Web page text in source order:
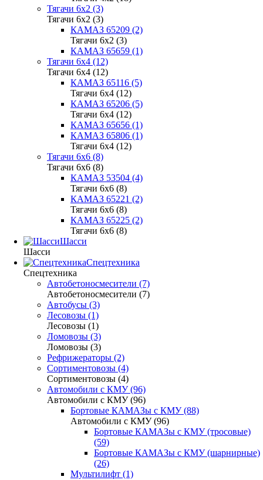
Тягачи 6x2 (3)
Тягачи 6x2 (3)
КАМАЗ 65209 (2)
Тягачи 6x2 (3)
КАМАЗ 65659 (1)
Тягачи 6x4 (12)
Тягачи 6x4 (12)
КАМАЗ 65116 (5)
Тягачи 6x4 (12)
КАМАЗ 65206 (5)
Тягачи 6x4 (12)
КАМАЗ 65656 (1)
КАМАЗ 65806 (1)
Тягачи 6x4 (12)
Тягачи 6x6 (8)
Тягачи 6x6 (8)
КАМАЗ 53504 (4)
Тягачи 6x6 (8)
КАМАЗ 65221 (2)
Тягачи 6x6 (8)
КАМАЗ 65225 (2)
Тягачи 6x6 (8)
Шасси
Шасси
Спецтехника
Спецтехника
Автобетоносмесители (7)
Автобетоносмесители (7)
Автобусы (3)
Лесовозы (1)
Лесовозы (1)
Ломовозы (3)
Ломовозы (3)
Рефрижераторы (2)
Сортиментовозы (4)
Сортиментовозы (4)
Автомобили с КМУ (96)
Автомобили с КМУ (96)
Бортовые КАМАЗы с КМУ (88)
Автомобили с КМУ (96)
Бортовые КАМАЗы с КМУ (тросовые)
(59)
Бортовые КАМАЗы с КМУ (шарнирные)
(26)
Мультилифт (1)